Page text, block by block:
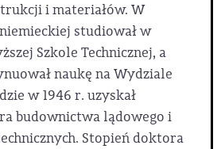
i materiałów. W
studiował w
Szkole Technicznej, a
naukę na Wydziale
w 1946 r. uzyskał
budownictwa lądowego i
Stopień doktora